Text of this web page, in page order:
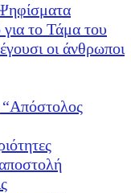
για το Τάμα του
οι άνθρωποι
“Απόστολος